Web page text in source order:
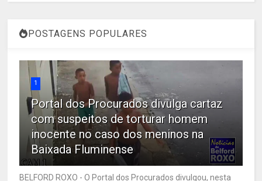
POSTAGENS POPULARES
1
Portal dos Procurados divulga cartaz
com suspeitos de torturar homem
inocente no caso dos meninos na
Baixada Fluminense
BELFORD ROXO - O Portal dos Procurados divulgou, nesta